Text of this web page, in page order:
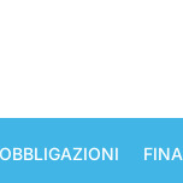
OBBLIGAZIONI